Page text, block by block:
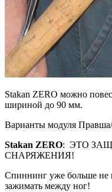
Stakan ZERO можно
шириной до 90 мм.
Варианты модуля
Stakan ZERO: ЭТО
СНАРЯЖЕНИЯ!
Спиннинг уже больше не
зажимать между ног!